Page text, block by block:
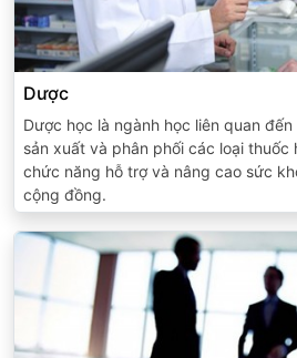
Dược
Dược học là ngành học liên quan
sản xuất và phân phối các loại thuốc
chức năng hỗ trợ và nâng cao sức
cộng đồng.